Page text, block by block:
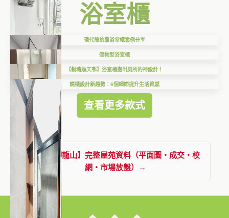
浴室櫃
現代簡約風浴室櫃案例分享
儲物型浴室櫃
【觀塘順天邨】浴室櫃搬出廁所的神設計！
鏡櫃設計新趨勢：6個細節提升生活質感
查看更多款式
查看【御龍山】完整屋苑資料（平面圖・成交・校
網・市場放盤）→